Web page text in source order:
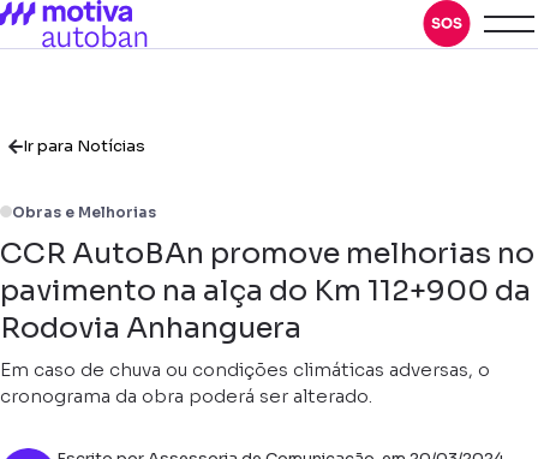
Ir para Notícias
Obras e Melhorias
CCR AutoBAn promove melhorias no
pavimento na alça do Km 112+900 da
Rodovia Anhanguera
Em caso de chuva ou condições climáticas adversas, o
cronograma da obra poderá ser alterado.